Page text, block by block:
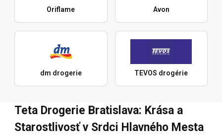
Oriflame Avon
dm drogerie TEVOS drogérie
Teta Drogerie Bratislava: Krása a
Starostlivosť v Srdci Hlavného Mesta